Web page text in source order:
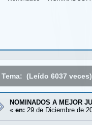
Tema: (Leído 6037 veces)
NOMINADOS A MEJOR
« en: 29 de Diciembre de